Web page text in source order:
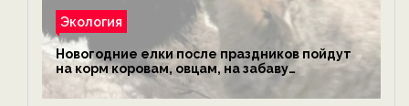
Экология
Новогодние елки после праздников пойдут
на корм коровам, овцам, на забаву
обезьянам, львам и леопардам — новости
экологии на ECOportal